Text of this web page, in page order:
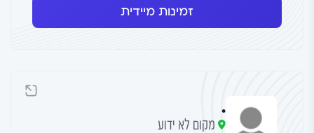
זמינות מיידית
.
מקום לא ידוע